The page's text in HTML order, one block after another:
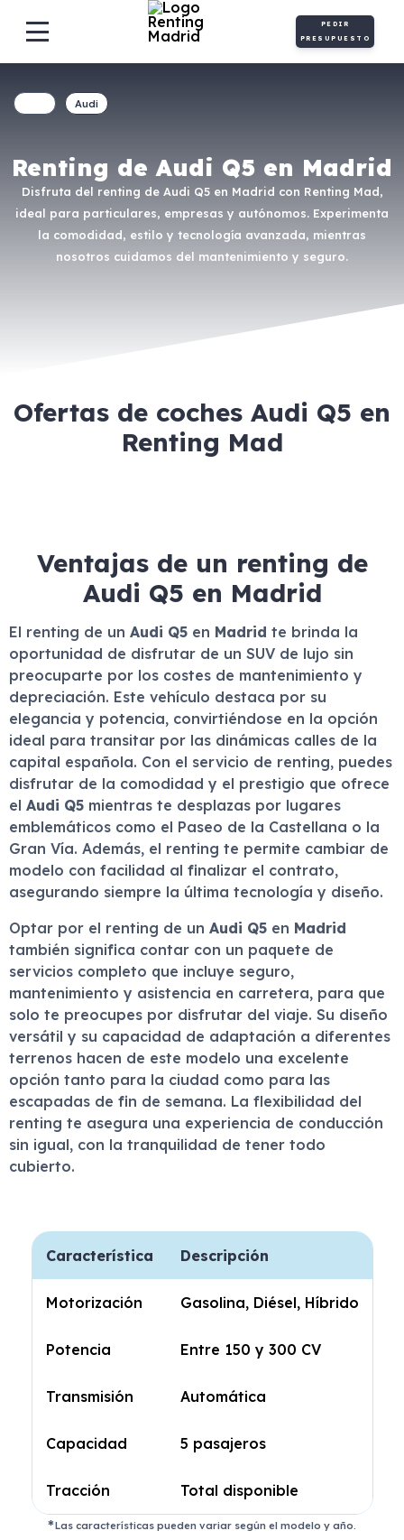
PEDIR
PRESUPUESTO
Renting de Audi Q5 en Madrid
Disfruta del renting de Audi Q5 en Madrid con Renting Mad,
ideal para particulares, empresas y autónomos. Experimenta
la comodidad, estilo y tecnología avanzada, mientras
nosotros cuidamos del mantenimiento y seguro.
Audi
Ofertas de coches Audi Q5 en
Renting Mad
Ventajas de un renting de
Audi Q5 en Madrid
El renting de un Audi Q5 en Madrid te brinda la
oportunidad de disfrutar de un SUV de lujo sin
preocuparte por los costes de mantenimiento y
depreciación. Este vehículo destaca por su
elegancia y potencia, convirtiéndose en la opción
ideal para transitar por las dinámicas calles de la
capital española. Con el servicio de renting, puedes
disfrutar de la comodidad y el prestigio que ofrece
el Audi Q5 mientras te desplazas por lugares
emblemáticos como el Paseo de la Castellana o la
Gran Vía. Además, el renting te permite cambiar de
modelo con facilidad al finalizar el contrato,
asegurando siempre la última tecnología y diseño.
Optar por el renting de un Audi Q5 en Madrid
también significa contar con un paquete de
servicios completo que incluye seguro,
mantenimiento y asistencia en carretera, para que
solo te preocupes por disfrutar del viaje. Su diseño
versátil y su capacidad de adaptación a diferentes
terrenos hacen de este modelo una excelente
opción tanto para la ciudad como para las
escapadas de fin de semana. La flexibilidad del
renting te asegura una experiencia de conducción
sin igual, con la tranquilidad de tener todo
cubierto.
Característica Descripción
Motorización Gasolina, Diésel, Híbrido
Potencia Entre 150 y 300 CV
Transmisión Automática
Capacidad 5 pasajeros
Tracción Total disponible
Las características pueden variar según el modelo y año.